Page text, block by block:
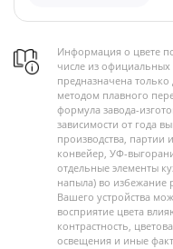
Информация о цвете
числе из официальных
предназначена
методом плавного
формула завода-
зависимости от года
производства, партии
конвейер, УФ-
отдельные элементы
напыла) во избежание
Вашего устройства
восприятие цвета
контрастность,
освещения и иные